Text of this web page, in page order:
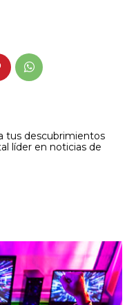
tus descubrimientos
líder en noticias de